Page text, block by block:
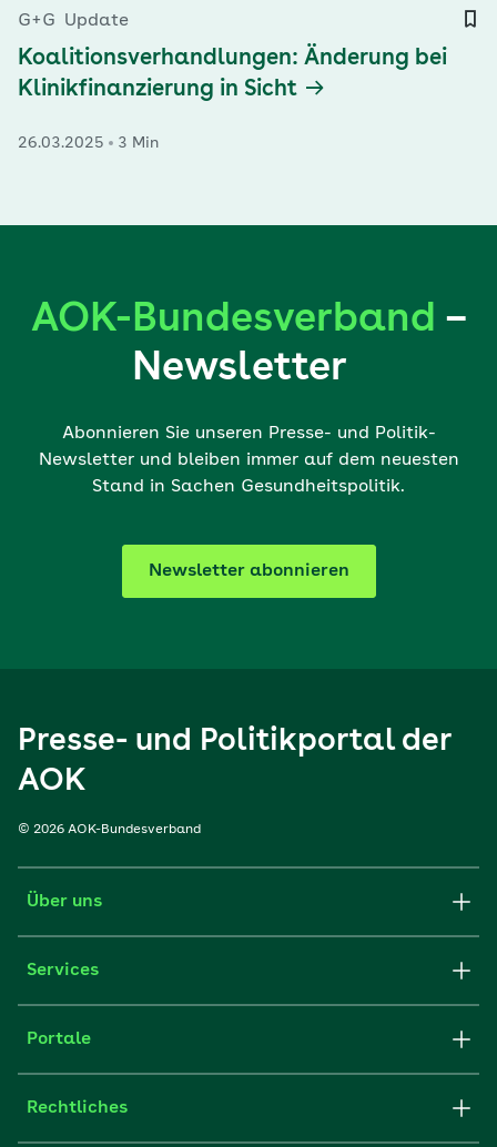
G+G Update
Koalitionsverhandlungen: Änderung bei
Klinikfinanzierung in Sicht
26.03.2025 3 Min
AOK-Bundesverband –
Newsletter
Abonnieren Sie unseren Presse- und Politik-
Newsletter und bleiben immer auf dem neuesten
Stand in Sachen Gesundheitspolitik.
Newsletter abonnieren
Presse- und Politikportal der
AOK
© 2026 AOK-Bundesverband
Über uns
Services
Portale
Rechtliches